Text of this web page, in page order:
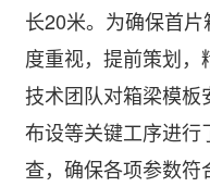
长20米。为确保首
度重视，提前策划，
技术团队对箱梁模
布设等关键工序进
查，确保各项参数